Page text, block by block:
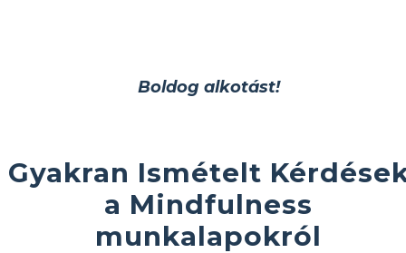
Boldog alkotást!
Gyakran Ismételt
a Mindfulness
munkalapokról